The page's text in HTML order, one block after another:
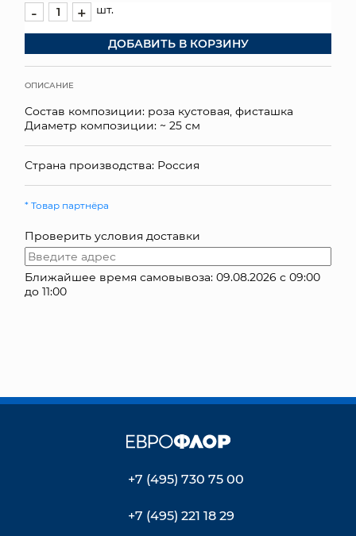
ПОДАРОЧНЫЕ КАРТЫ
ОПТОВЫМ КЛИЕНТАМ
ДОСТАВКА И ОПЛАТА
- + шт.
ДОБАВИТЬ В КОРЗИНУ
ОПИСАНИЕ
Состав композиции: роза кустовая, фисташка
Диаметр композиции: ~ 25 см
Страна производства: Россия
* Товар партнёра
Проверить условия доставки
Ближайшее время самовывоза: 09.08.2026 с 09:00
до 11:00
+7 (495) 730 75 00
+7 (495) 221 18 29